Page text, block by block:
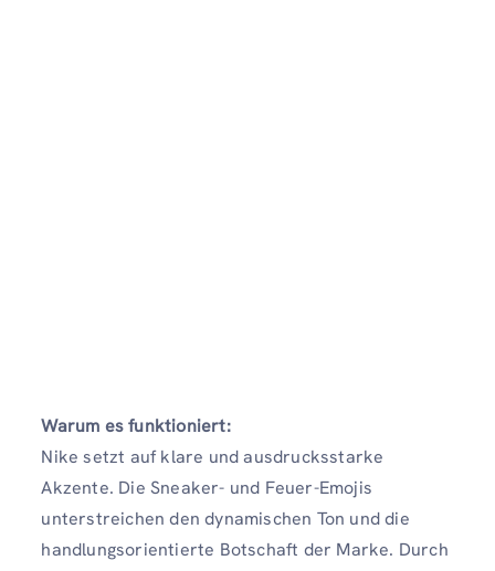
Warum es funktioniert:
Nike setzt auf klare und ausdrucksstarke
Akzente. Die Sneaker- und Feuer-Emojis
unterstreichen den dynamischen Ton und die
handlungsorientierte Botschaft der Marke. Durch